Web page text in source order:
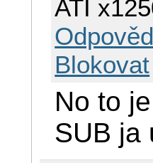
ATI
Blokovat
No to
SUB ja